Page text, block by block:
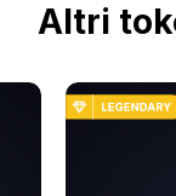
Altri